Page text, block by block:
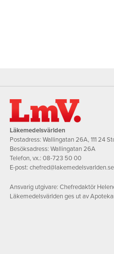
Läkemedelsvärlden
Postadress: Wallingatan 26A, 111 24
Besöksadress: Wallingatan 26A
Telefon, vx.: 08-723 50 00
E-post: chefred@lakemedelsvarlden.se
Ansvarig utgivare: Chefredaktör
Läkemedelsvärlden ges ut av